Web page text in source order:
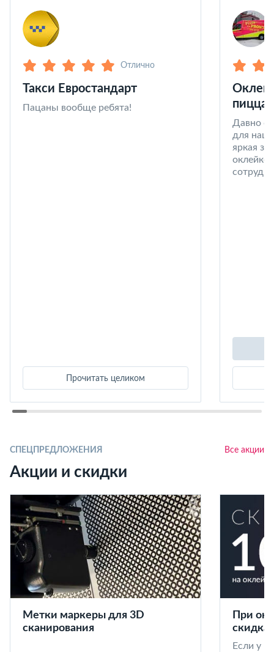
Отлично
Такси Евростандарт
Пацаны вообще ребята!
Прочитать целиком
пицца
Давно
для
яркая
оклейке
СПЕЦПРЕДЛОЖЕНИЯ Все акции
Акции и скидки
Метки маркеры для 3D
сканирования
При
скидка
Если у